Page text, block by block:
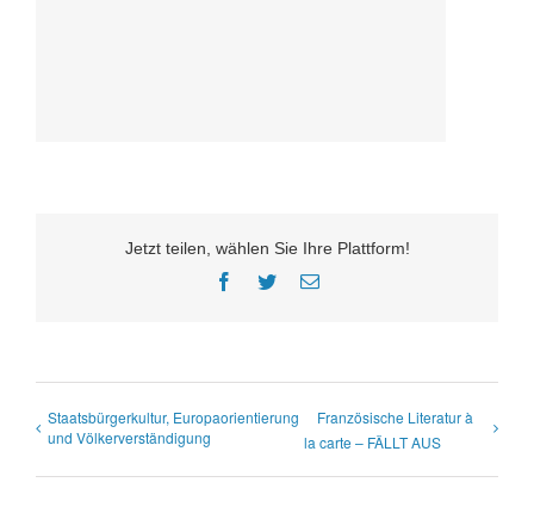
Jetzt teilen, wählen Sie Ihre Plattform!
Facebook
TwitterE-
Staatsbürgerkultur, Europaorientierung
und Völkerverständigung
Französische Literatur à
la carte – FÄLLT AUS